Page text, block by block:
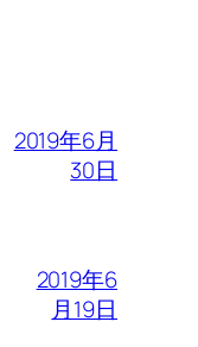
2019年6月
30日
2019年6
月19日